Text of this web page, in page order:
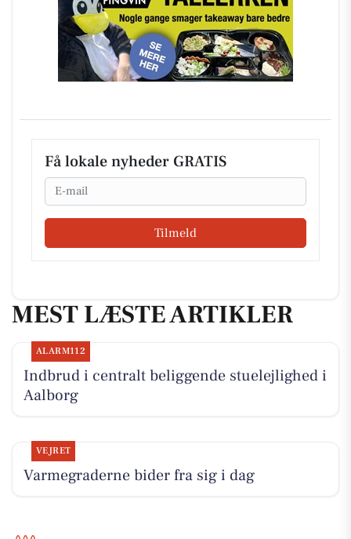
Få lokale nyheder GRATIS
Email
Tilmeld
MEST LÆSTE ARTIKLER
ALARM112
Indbrud i centralt beliggende stuelejlighed i
Aalborg
VEJRET
Varmegraderne bider fra sig i dag